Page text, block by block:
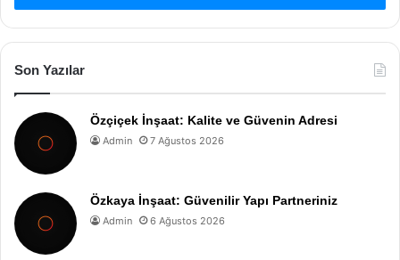
Son Yazılar
Özçiçek İnşaat: Kalite ve Güvenin Adresi
Admin 7 Ağustos 2026
Özkaya İnşaat: Güvenilir Yapı Partneriniz
Admin 6 Ağustos 2026